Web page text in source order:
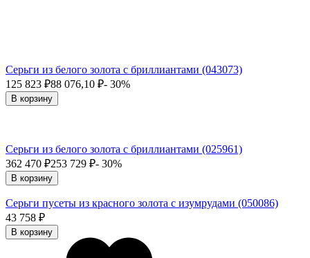
Серьги из белого золота с бриллиантами (025961)
362 470 ₽253 729 ₽- 30%
В корзину
Серьги из белого золота с бриллиантами (043073)
125 823 ₽88 076,10 ₽- 30%
В корзину
Серьги пусеты из красного золота с изумрудами (050086)
43 758 ₽
В корзину